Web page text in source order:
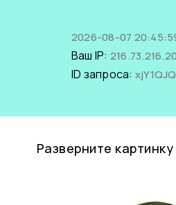
2026-08-07
Ваш IP:
ID запроса:
Разверните